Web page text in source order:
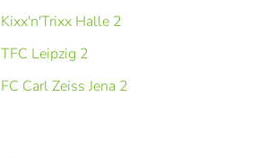
Kixx'n'Trixx Halle 2
TFC Leipzig 2
FC Carl Zeiss Jena 2